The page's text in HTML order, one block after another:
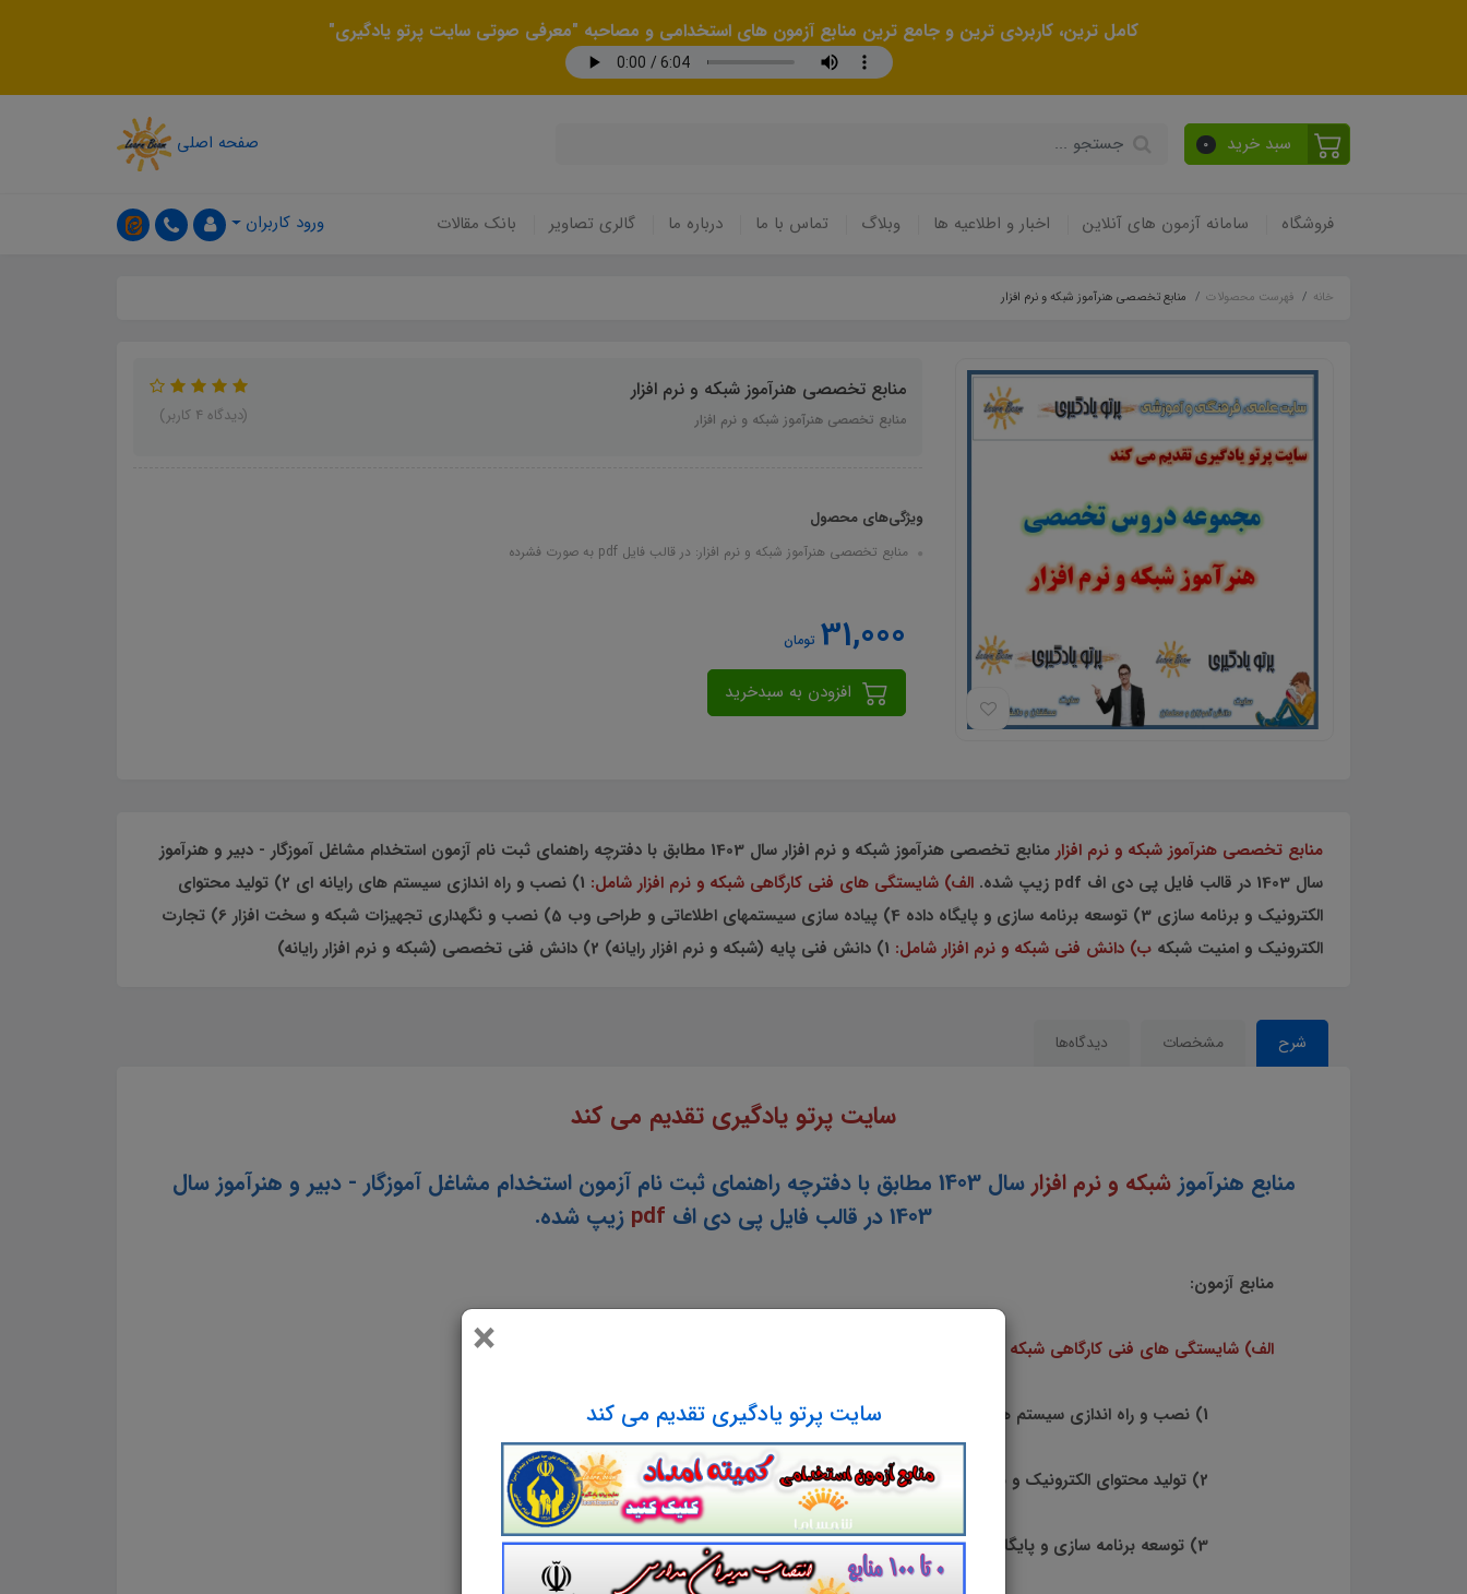
کامل ترین، کاربردی ترین و جامع ترین منابع آزمون های استخدامی و مصاحبه "معرفی صوتی سایت پرتو یادگیری"
سبد خرید 0 صفحه اصلی
فروشگاه سامانه آزمون های آنلاین اخبار و اطلاعیه ها وبلاگ تماس با ما درباره ما گالری تصاویر بانک مقالات ورود کاربران
×
سایت پرتو یادگیری تقدیم می کند
خانه فهرست محصولات منابع تخصصی هنرآموز شبکه و نرم افزار
منابع تخصصی هنرآموز شبکه و نرم افزار
منابع تخصصی هنرآموز شبکه و نرم افزار (دیدگاه 4 کاربر)
ویژگی‌های محصول
منابع تخصصی هنرآموز شبکه و نرم افزار: در قالب فایل pdf به صورت فشرده
31,000 تومان
منابع تخصصی هنرآموز شبکه و نرم افزار
منابع تخصصی هنرآموز شبکه و نرم افزار سال 1403 مطابق با دفترچه راهنمای ثبت نام آزمون استخدام مشاغل آموزگار - دبیر و هنرآموز
سال 1403 در قالب فایل پی دی اف pdf زیپ شده.
الف) شايستگي هاي فني كارگاهي شبكه و نرم افزار شامل:
1) نصب و راه اندازي سيستم هاي رايانه اي 2) توليد محتواي
الكترونيك و برنامه سازي 3) توسعه برنامه سازي و پايگاه داده 4) پياده سازي سيستمهاي اطلاعاتي و طراحي وب 5) نصب و نگهداري تجهيزات شبكه و سخت افزار 6) تجارت
الكترونيك و امنيت شبكه ب) دانش فني شبكه و نرم افزار شامل: 1) دانش فني پايه (شبكه و نرم افزار رايانه) 2) دانش فني تخصصي (شبكه و نرم افزار رايانه)
شرح مشخصات دیدگاه‌ها
سایت پرتو یادگیری تقدیم می کند
منابع هنرآموزشبکه و نرم افزار
سال 1403 مطابق با دفترچه راهنمای ثبت نام آزمون استخدام مشاغل آموزگار - دبیر و هنرآموز سال
1403 در قالب فایل پی دی اف
pdf زیپ شده.
منابع آزمون:
الف) شايستگي هاي فني كارگاهي شبكه و نرم افزار شامل:
1) نصب و راه اندازي سيستم هاي رايانه اي
2) توليد محتواي الكترونيك و برنامه سازي
3) توسعه برنامه سازي و پايگاه داده